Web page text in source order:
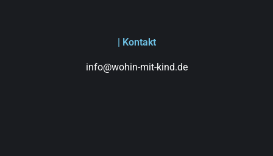
| Kontakt
info@wohin-mit-kind.de